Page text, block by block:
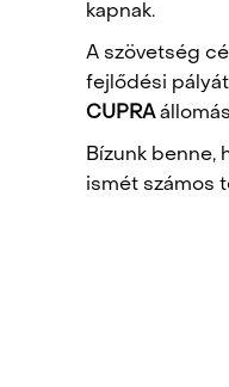
kapnak.
A szövetség
fejlődési
CUPRA
Bízunk benne,
ismét számos